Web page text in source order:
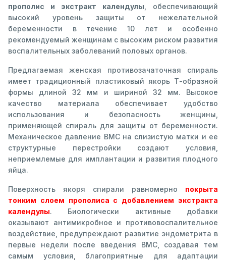
прополис и экстракт календулы , обеспечивающий
высокий уровень защиты от нежелательной
беременности в течение 10 лет и особенно
рекомендуемый женщинам с высоким риском развития
воспалительных заболеваний половых органов.
Предлагаемая женская противозачаточная спираль
имеет традиционный пластиковый якорь Т-образной
формы длиной 32 мм и шириной 32 мм. Высокое
качество материала обеспечивает удобство
использования и безопасность женщины,
применяющей спираль для защиты от беременности.
Механическое давление ВМС на слизистую матки и ее
структурные перестройки создают условия,
неприемлемые для имплантации и развития плодного
яйца.
Поверхность якоря спирали равномерно покрыта
тонким слоем прополиса с добавлением экстракта
календулы. Биологически активные добавки
оказывают антимикробное и противовоспалительное
воздействие, предупреждают развитие эндометрита в
первые недели после введения ВМС, создавая тем
самым условия, благоприятные для адаптации